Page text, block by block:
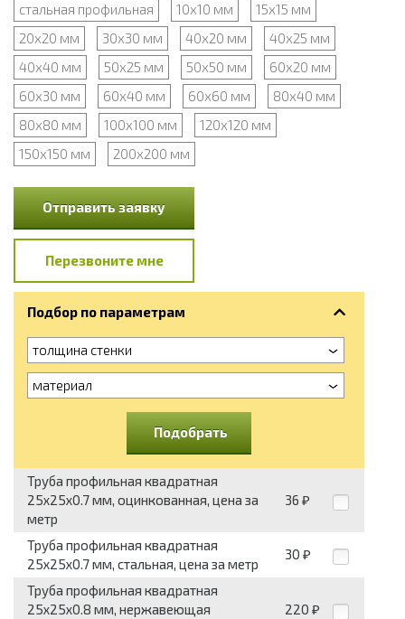
стальная профильная
10х10 мм
15х15 мм
20х20 мм
30х30 мм 40х20 мм
40х25 мм
40х40 мм
50х25 мм 50х50 мм
60х20 мм
60х30 мм
60х40 мм 60х60 мм
80х40 мм
80х80 мм
100х100 мм
120х120 мм
150х150 мм
200х200 мм
Отправить заявку
Перезвоните мне
Подбор по параметрам
толщина стенки
материал
Подобрать
Труба профильная квадратная
25x25x0.7 мм, оцинкованная, цена за
метр
36 ₽
Труба профильная квадратная
25x25x0.7 мм, стальная, цена за метр
30 ₽
Труба профильная квадратная
25x25x0.8 мм, нержавеющая
220 ₽